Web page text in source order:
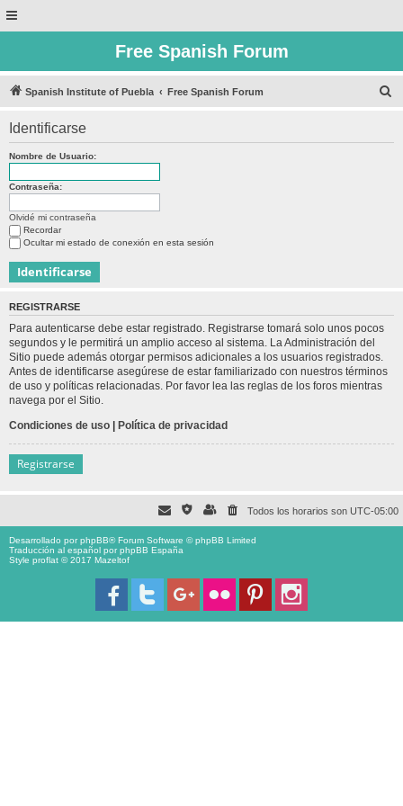
Free Spanish Forum
Spanish Institute of Puebla Free Spanish Forum
Identificarse
Nombre de Usuario:
Contraseña:
Olvidé mi contraseña
Recordar
Ocultar mi estado de conexión en esta sesión
REGISTRARSE
Para autenticarse debe estar registrado. Registrarse tomará solo unos pocos
segundos y le permitirá un amplio acceso al sistema. La Administración del
Sitio puede además otorgar permisos adicionales a los usuarios registrados.
Antes de identificarse asegúrese de estar familiarizado con nuestros términos
de uso y políticas relacionadas. Por favor lea las reglas de los foros mientras
navega por el Sitio.
Condiciones de uso | Política de privacidad
Registrarse
Todos los horarios son UTC-05:00
Desarrollado porphpBB® Forum Software © phpBB Limited
Traducción al español porphpBB España
Style proflat © 2017 Mazeltof